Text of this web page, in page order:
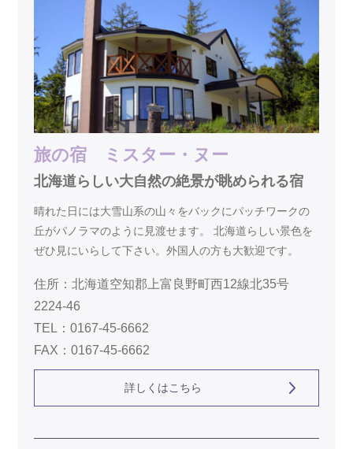
旅の宿 ミスター・ヌー
北海道らしい大自然の絶景が眺められる宿
晴れた日には大雪山系の山々をバックにパッチワークの
丘がパノラマのように見渡せます。 北海道らしい景色を
ぜひ見にいらして下さい。外国人の方も大歓迎です。
住所：北海道空知郡上富良野町西12線北35号
2224-46
TEL：0167-45-6662
FAX：0167-45-6662
詳しくはこちら